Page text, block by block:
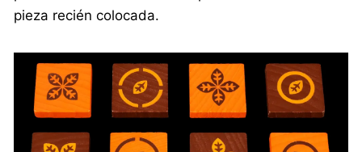
pieza recién colocada.